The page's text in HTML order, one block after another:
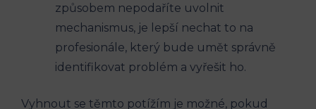
způsobem nepodaříte uvolnit
mechanismus, je lepší nechat to na
⁢profesionále, který‌ bude umět správně
identifikovat ​problém ⁣a⁤ vyřešit ⁤ho.
Vyhnout se těmto⁢ potížím je možné,​ pokud